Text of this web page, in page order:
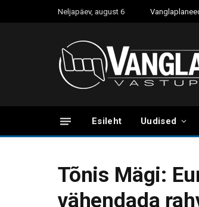
Neljapäev, august 6
Esileht Uudised
Tõnis Mägi:
vähendada